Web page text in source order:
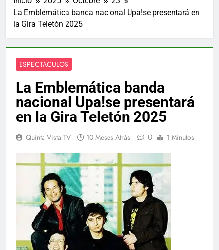
La Emblemática banda nacional Upa!se presentará en
la Gira Teletón 2025
ESPECTACULOS
La Emblemática banda
nacional Upa!se presentará
en la Gira Teletón 2025
Quinta Vista TV 10 Meses Atrás 0 1 Minutos